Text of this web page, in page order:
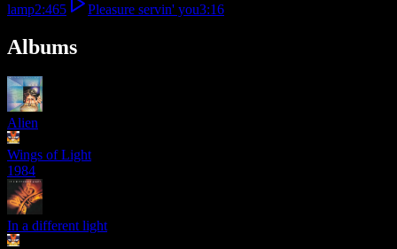
lamp2:465 Pleasure servin' you3:16
Albums
Alien
Wings of Light
1984
In a different light